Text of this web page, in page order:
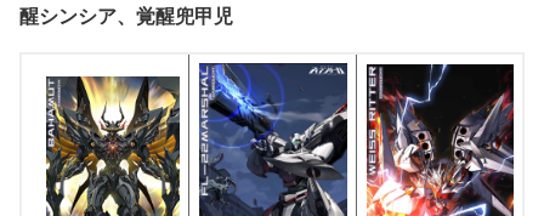
醒シンシア、覚醒兜甲児